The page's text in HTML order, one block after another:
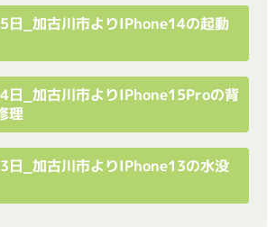
日_加古川市よりiPhone14の起動
日_加古川市よりiPhone15Proの背
理
日_加古川市よりiPhone13の水没